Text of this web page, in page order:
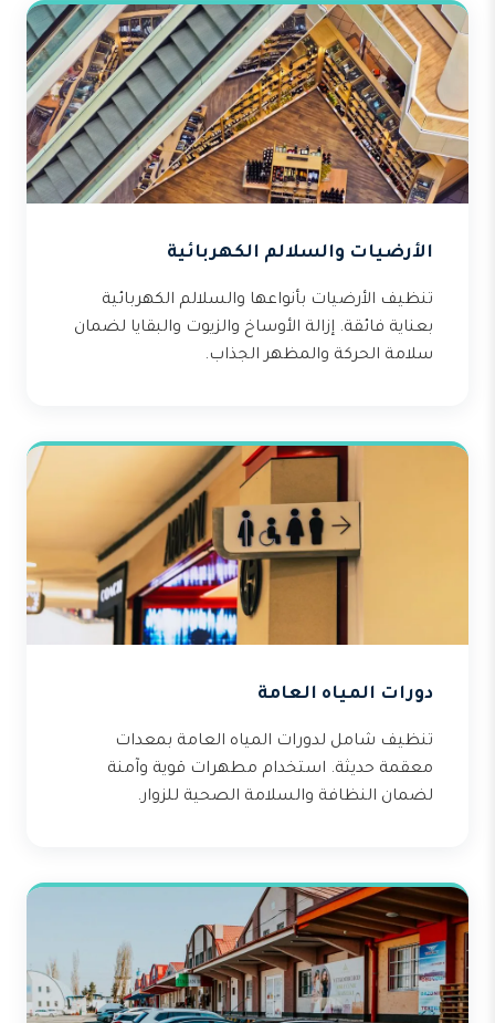
الأرضيات والسلالم الكهربائية
تنظيف الأرضيات بأنواعها والسلالم الكهربائية
بعناية فائقة. إزالة الأوساخ والزيوت والبقايا لضمان
سلامة الحركة والمظهر الجذاب.
دورات المياه العامة
تنظيف شامل لدورات المياه العامة بمعدات
معقمة حديثة. استخدام مطهرات قوية وآمنة
لضمان النظافة والسلامة الصحية للزوار.